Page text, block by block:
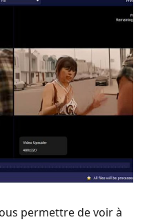
permettre de voir à